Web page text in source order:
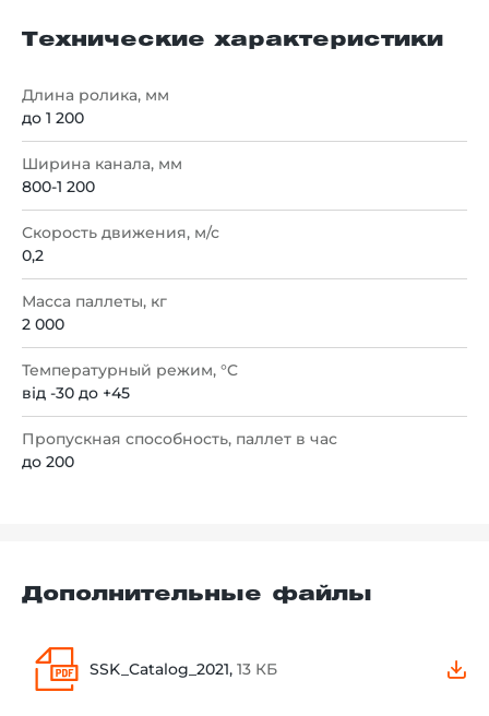
Технические характеристики
Длина ролика, мм
до 1 200
Ширина канала, мм
800-1 200
Скорость движения, м/с
0,2
Масса паллеты, кг
2 000
Температурный режим, °C
від -30 до +45
Пропускная способность, паллет в час
до 200
Дополнительные файлы
SSK_Catalog_2021, 13 КБ